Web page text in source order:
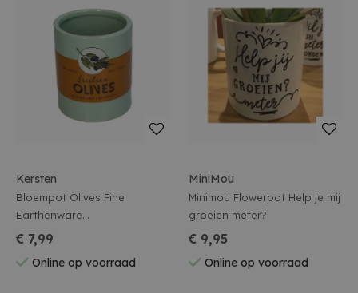
Kersten
Bloempot Olives Fine
Earthenware
11x11x13,3cm,3cm Groen
€ 7,99
Online op voorraad
MiniMou
Minimou Flowerpot Help je mij
groeien meter?
€ 9,95
Online op voorraad